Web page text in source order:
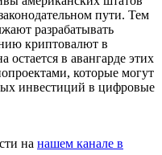
пути. Тем
разрабатывать
криптовалют в
в авангарде этих
которые могут
инвестиций в цифровые
на нашем канале в